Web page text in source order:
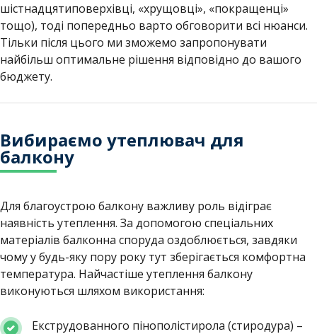
шістнадцятиповерхівці, «хрущовці», «покращенці»
тощо), тоді попередньо варто обговорити всі нюанси.
Тільки після цього ми зможемо запропонувати
найбільш оптимальне рішення відповідно до вашого
бюджету.
Вибираємо утеплювач для
балкону
Для благоустрою балкону важливу роль відіграє
наявність утеплення. За допомогою спеціальних
матеріалів балконна споруда оздоблюється, завдяки
чому у будь-яку пору року тут зберігається комфортна
температура. Найчастіше утеплення балкону
виконуються шляхом використання:
Екструдованного пінополістирола (стиродура) –